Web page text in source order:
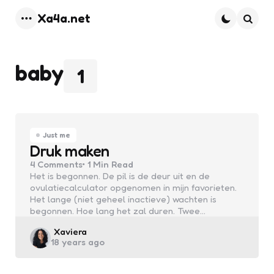
Xa4a.net
1
baby
Just me
Druk maken
4 Comments 1 Min Read
Het is begonnen. De pil is de deur uit en de
ovulatiecalculator opgenomen in mijn favorieten.
Het lange (niet geheel inactieve) wachten is
begonnen. Hoe lang het zal duren. Twee…
Posted
by
Xaviera
18 years ago